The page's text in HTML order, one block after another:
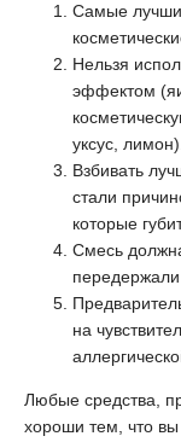
Самые
Нельзя
эффектом
уксус, лимон).
Взбивать
стали
которые
Смесь
на
Любые средства,
хороши тем, что